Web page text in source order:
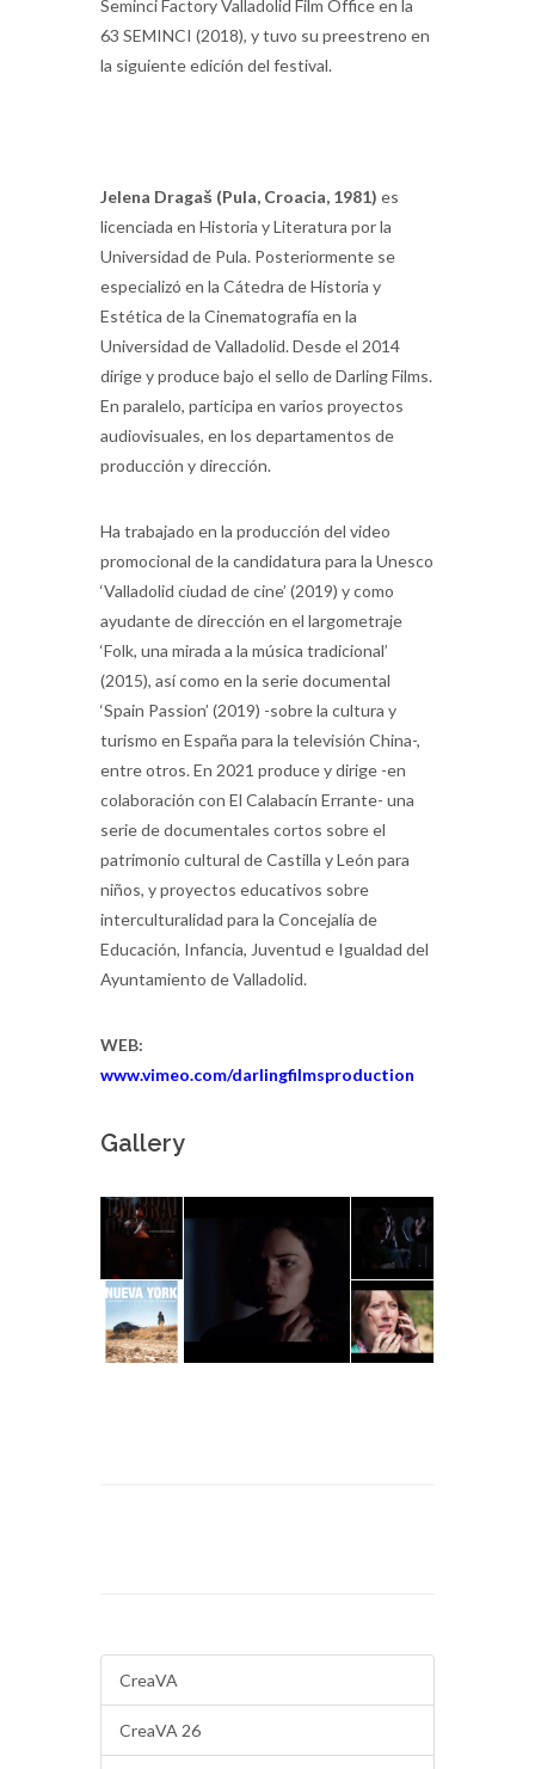
Seminci Factory Valladolid Film Office en la
63 SEMINCI (2018), y tuvo su preestreno en
la siguiente edición del festival.
Jelena Dragaš (Pula, Croacia, 1981) es
licenciada en Historia y Literatura por la
Universidad de Pula. Posteriormente se
especializó en la Cátedra de Historia y
Estética de la Cinematografía en la
Universidad de Valladolid. Desde el 2014
dirige y produce bajo el sello de Darling Films.
En paralelo, participa en varios proyectos
audiovisuales, en los departamentos de
producción y dirección.
Ha trabajado en la producción del video
promocional de la candidatura para la Unesco
‘Valladolid ciudad de cine’ (2019) y como
ayudante de dirección en el largometraje
‘Folk, una mirada a la música tradicional’
(2015), así como en la serie documental
‘Spain Passion’ (2019) -sobre la cultura y
turismo en España para la televisión China-,
entre otros. En 2021 produce y dirige -en
colaboración con El Calabacín Errante- una
serie de documentales cortos sobre el
patrimonio cultural de Castilla y León para
niños, y proyectos educativos sobre
interculturalidad para la Concejalía de
Educación, Infancia, Juventud e Igualdad del
Ayuntamiento de Valladolid.
WEB:
www.vimeo.com/darlingfilmsproduction
Gallery
CreaVA
CreaVA 26